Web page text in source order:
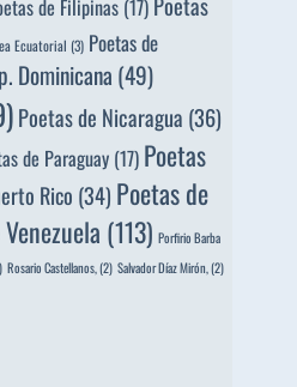
de Filipinas (17)
Ecuatorial (3) Poetas de
Dominicana (49)
Poetas de Nicaragua (36)
de Paraguay (17) Poetas
Rico (34) Poetas de
(113) Porfirio Barba
Rosario Castellanos,(2) Salvador Díaz Mirón,(2)